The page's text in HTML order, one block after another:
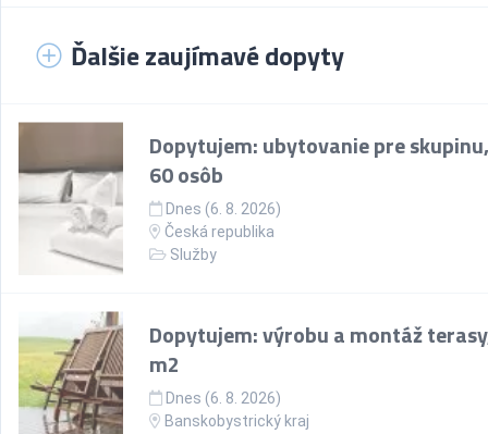
Ďalšie zaujímavé dopyty
Dopytujem: ubytovanie pre
60 osôb
Dnes (6. 8. 2026)
Česká republika
Služby
Dopytujem: výrobu a montáž
m2
Dnes (6. 8. 2026)
Banskobystrický kraj